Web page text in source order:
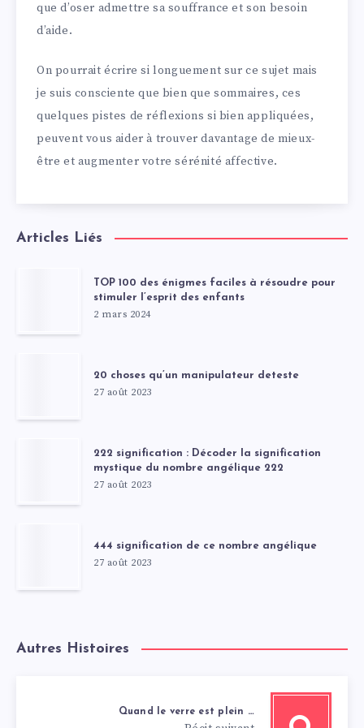
que d’oser admettre sa souffrance et son besoin
d’aide.
On pourrait écrire si longuement sur ce sujet mais
je suis consciente que bien que sommaires, ces
quelques pistes de réflexions si bien appliquées,
peuvent vous aider à trouver davantage de mieux-
être et augmenter votre sérénité affective.
Articles Liés
TOP 100 des énigmes faciles à résoudre pour
stimuler l’esprit des enfants
2 mars 2024
20 choses qu’un manipulateur deteste
27 août 2023
222 signification : Décoder la signification
mystique du nombre angélique 222
27 août 2023
444 signification de ce nombre angélique
27 août 2023
Autres Histoires
Quand le verre est plein …